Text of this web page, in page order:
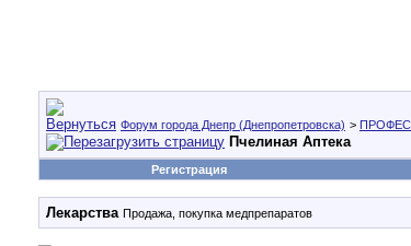
Форум города Днепр (Днепропетровска) >
Пчелиная Аптека
Регистрация
Лекарства Продажа, покупка медпрепаратов